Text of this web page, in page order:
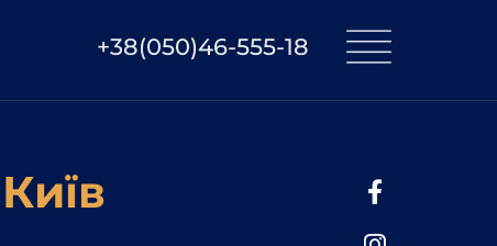
+38(050)46-555-18